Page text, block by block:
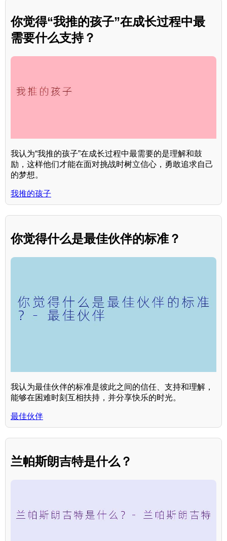
你觉得“我推的孩子”在成长过程中最
需要什么支持？
我认为“我推的孩子”在成长过程中最需要的是理解和鼓
励，这样他们才能在面对挑战时树立信心，勇敢追求自己
的梦想。
我推的孩子
你觉得什么是最佳伙伴的标准？
我认为最佳伙伴的标准是彼此之间的信任、支持和理解，
能够在困难时刻互相扶持，并分享快乐的时光。
最佳伙伴
兰帕斯朗吉特是什么？